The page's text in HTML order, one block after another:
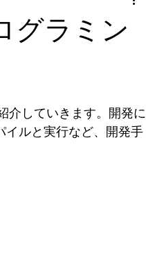
グラミン
介していきます。開発に
イルと実行など、開発手